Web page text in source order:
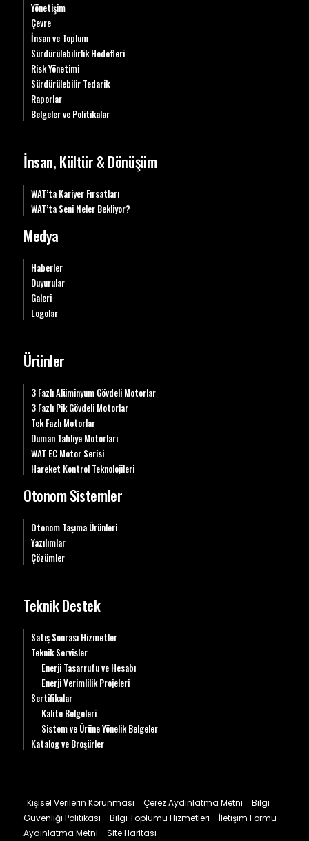
Yönetişim
Çevre
İnsan ve Toplum
Sürdürülebilirlik Hedefleri
Risk Yönetimi
Sürdürülebilir Tedarik
Raporlar
Belgeler ve Politikalar
İnsan, Kültür & Dönüşüm
WAT’ta Kariyer Fırsatları
WAT’ta Seni Neler Bekliyor?
Medya
Haberler
Duyurular
Galeri
Logolar
Ürünler
3 Fazlı Alüminyum Gövdeli Motorlar
3 Fazlı Pik Gövdeli Motorlar
Tek Fazlı Motorlar
Duman Tahliye Motorları
WAT EC Motor Serisi
Hareket Kontrol Teknolojileri
Otonom Sistemler
Otonom Taşıma Ürünleri
Yazılımlar
Çözümler
Teknik Destek
Satış Sonrası Hizmetler
Teknik Servisler
Enerji Tasarrufu ve Hesabı
Enerji Verimlilik Projeleri
Sertifikalar
Kalite Belgeleri
Sistem ve Ürüne Yönelik Belgeler
Katalog ve Broşürler
Kişisel Verilerin Korunması Çerez Aydınlatma Metni
Bilgi
Güvenliği Politikası
Bilgi Toplumu Hizmetleri
İletişim Formu
Aydınlatma Metni
Site Haritası